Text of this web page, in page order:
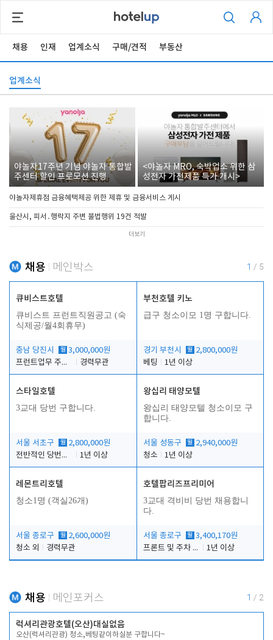
채용 인재 업계소식 구매/견적 부동산
업계소식
야놀자17주년 기념 야놀자 통합발
주센터 할인 프로모션 진행
<야놀자 MRO, 숙박업소 위한 삼
성전자 가전제품 특가 개시>
야놀자제휴점 금융혜택제공 위한 제휴 및 금융서비스 게시
울산시, 피서․행락지 주변 불법행위 19건 적발
더보기
채용 메인박스 1 / 5
큐비스트호텔
큐비스트 프런트직원공고 (숙
식제공/월4회휴무)
충남 당진시 월 3,000,000원
프런트업무 주간, 야간
경력무관
부천호텔 키노
급구 청소이모 1명 구합니다.
경기 부천시 월 2,800,000원
베팅
1년 이상
스타일호텔
3교대 당번 구합니다.
서울 서초구 월 2,800,000원
전반적인 당번업무
1년 이상
왕십리 태양모텔
왕십리 태양모텔 청소이모 구
합니다.
서울 성동구 월 2,940,000원
청소
1년 이상
레몬트리호텔
청소1명 (객실26개)
서울 종로구 월 2,600,000원
청소 외
경력무관
호텔팝리즈프리미어
3교대 격비비 당번 채용합니
다.
서울 종로구 월 3,400,170원
프론트 및 주차 객실관리
1년 이상
채용 메인포커스 1 / 2
럭셔리관광호텔(오산)대실없음
오산(럭셔리관광) 청소,베팅같이하실분 구합니다~